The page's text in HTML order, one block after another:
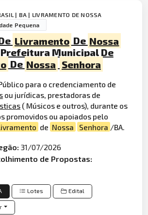
| BA | LIVRAMENTO DE NOSSA
Pequena
Livramento De Nossa
Municipal De
De Nossa Senhora
para o credenciamento de
ou jurídicas, prestadoras de
( Músicos e outros), durante os
promovidos ou apoiados pelo
de Nossa Senhora /BA.
31/07/2026
de Propostas:
Lotes Edital